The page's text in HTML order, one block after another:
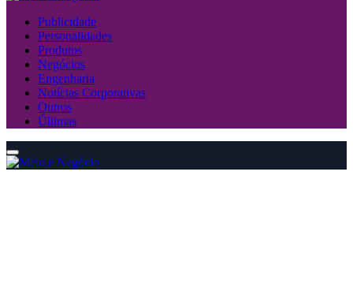
Publicidade
Personalidades
Produtos
Negócios
Engenharia
Notícias Corporativas
Outros
Últimas